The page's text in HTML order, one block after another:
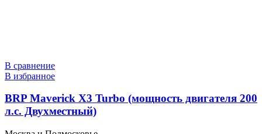
В сравнение
В избранное
BRP Maverick X3 Turbo (мощность двигателя 200
л.с. Двухместный)